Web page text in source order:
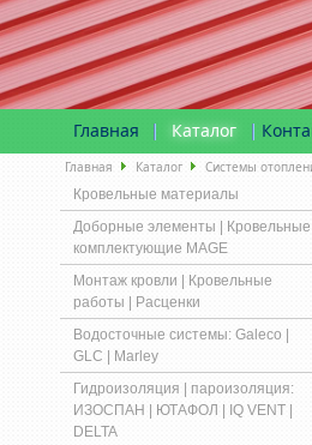
Главная Каталог
Главная Каталог
Системы
Кровельные материалы
Доборные элементы | Кровельные
комплектующие MAGE
Монтаж кровли | Кровельные
работы | Расценки
Водосточные системы: Galeco |
GLC | Marley
Гидроизоляция | пароизоляция:
ИЗОСПАН | ЮТАФОЛ | IQ VENT |
DELTA